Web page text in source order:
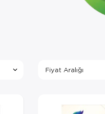
Fiyat Aralığı